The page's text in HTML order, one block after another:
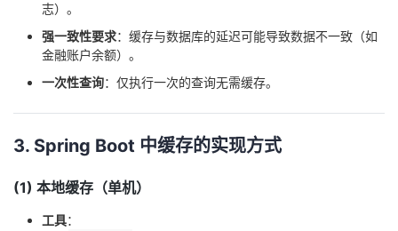
志）。
强一致性要求：缓存与数据库的延迟可能导致数据不一致（如
金融账户余额）。
一次性查询：仅执行一次的查询无需缓存。
3. Spring Boot 中缓存的实现方式
(1) 本地缓存（单机）
工具：